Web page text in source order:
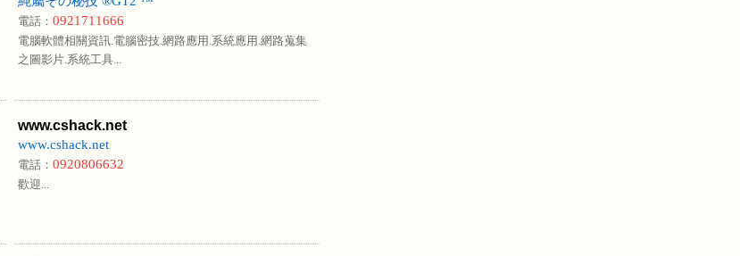
電話： 0921711666
電腦軟體相關資訊.電腦密技.網路應用.系統應用.網路蒐集
之圖影片.系統工具...
www.cshack.net
www.cshack.net
電話： 0920806632
歡迎...